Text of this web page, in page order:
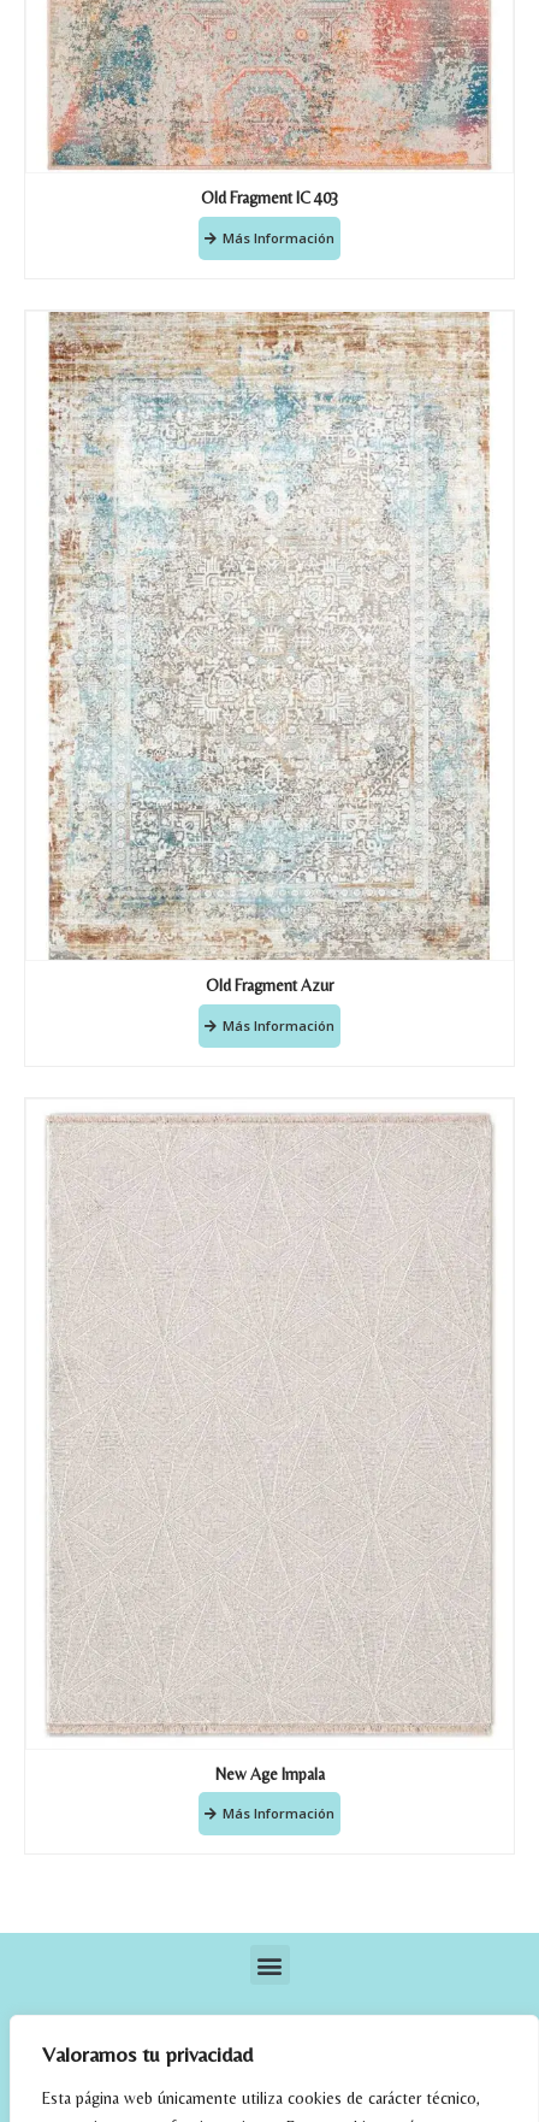
Valoramos tu privacidad
Esta página web únicamente utiliza cookies de carácter técnico,
Old Fragment IC 403
Más Información
Old Fragment Azur
Más Información
New Age Impala
Más Información